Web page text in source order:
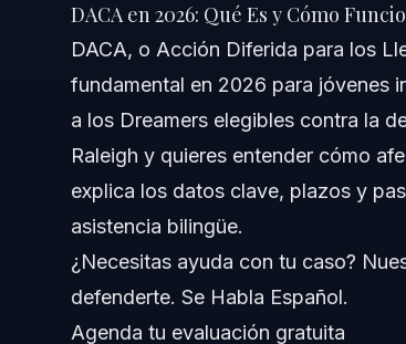
Respuesta rápida
Qué Significa DACA y Noticias
Cómo Solicitar o Renovar Tu Estatus
Paso a paso: Qué hacer para solicitar o
Errores Comunes en Solicitudes de
Cronología de DACA y Qué Esperar
DACA en 2026: Qué Es y Cómo
DACA, o Acción Diferida para los
fundamental en 2026 para jóvenes
a los Dreamers elegibles contra la
Raleigh y quieres entender cómo
explica los datos clave, plazos y
asistencia bilingüe.
¿Necesitas ayuda con tu caso?
defenderte. Se Habla Español.
Agenda tu evaluación gratuita